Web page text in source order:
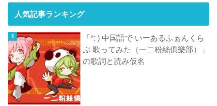
人気記事ランキング
「*: ) 中国語で いーあるふぁんくら
ぶ 歌ってみた（一二粉絲俱樂部）」
の歌詞と読み仮名